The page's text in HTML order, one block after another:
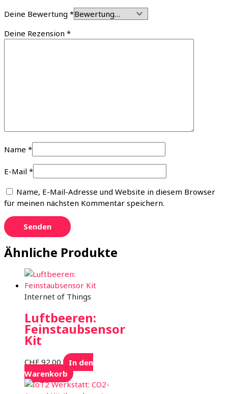
Deine Bewertung *
Deine Rezension *
Name *
E-Mail *
Name, E-Mail-Adresse und Website in diesem Browser
für meinen nächsten Kommentar speichern.
Ähnliche Produkte
Internet of Things
Luftbeeren:
Feinstaubsensor
Kit
CHF92.00
In den
Warenkorb